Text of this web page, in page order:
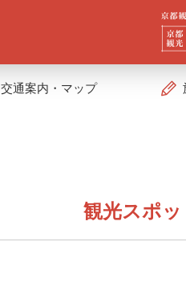
交通案内・マップ
観光スポ